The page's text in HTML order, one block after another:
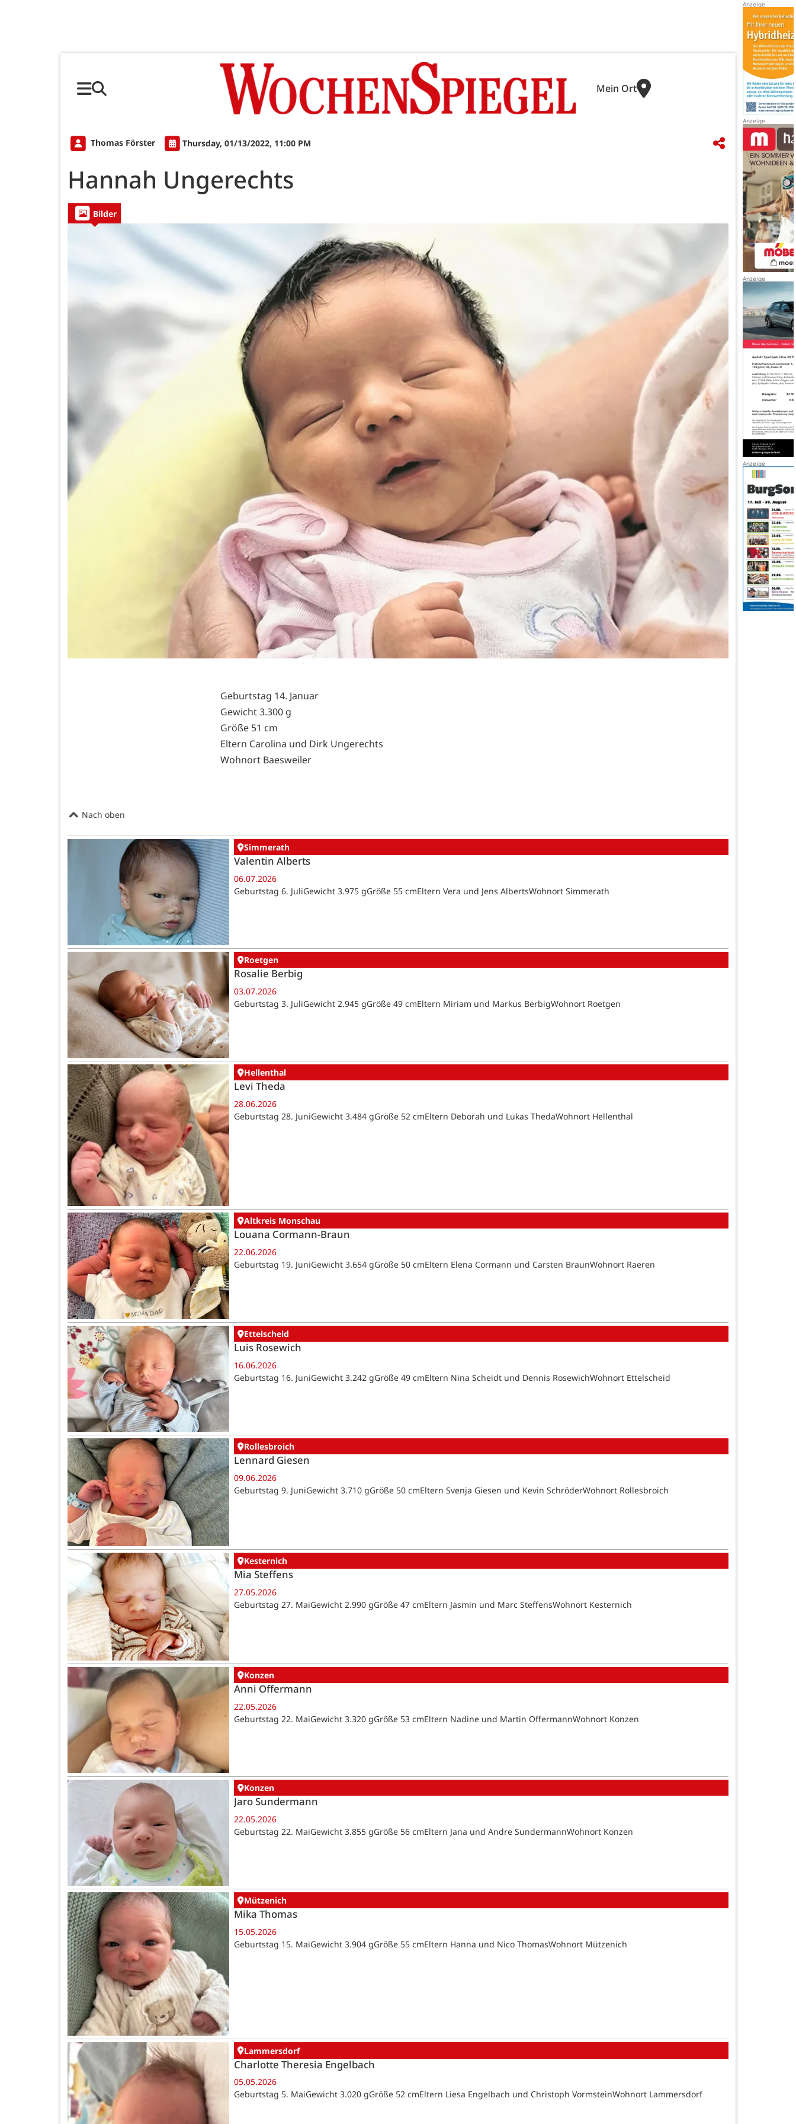
Mein Ort
Thomas Förster Thursday, 01/13/2022, 11:00 PM
Hannah Ungerechts
Bilder
Geburtstag 14. Januar
Gewicht 3.300 g
Größe 51 cm
Eltern Carolina und Dirk Ungerechts
Wohnort Baesweiler
Nach oben
Simmerath
Valentin Alberts
06.07.2026
Geburtstag 6. JuliGewicht 3.975 gGröße 55 cmEltern Vera und Jens AlbertsWohnort Simmerath
Roetgen
Rosalie Berbig
03.07.2026
Geburtstag 3. JuliGewicht 2.945 gGröße 49 cmEltern Miriam und Markus BerbigWohnort Roetgen
Hellenthal
Levi Theda
28.06.2026
Geburtstag 28. JuniGewicht 3.484 gGröße 52 cmEltern Deborah und Lukas ThedaWohnort Hellenthal
Altkreis Monschau
Louana Cormann-Braun
22.06.2026
Geburtstag 19. JuniGewicht 3.654 gGröße 50 cmEltern Elena Cormann und Carsten BraunWohnort Raeren
Ettelscheid
Luis Rosewich
16.06.2026
Geburtstag 16. JuniGewicht 3.242 gGröße 49 cmEltern Nina Scheidt und Dennis RosewichWohnort Ettelscheid
Rollesbroich
Lennard Giesen
09.06.2026
Geburtstag 9. JuniGewicht 3.710 gGröße 50 cmEltern Svenja Giesen und Kevin SchröderWohnort Rollesbroich
Kesternich
Mia Steffens
27.05.2026
Geburtstag 27. MaiGewicht 2.990 gGröße 47 cmEltern Jasmin und Marc SteffensWohnort Kesternich
Konzen
Anni Offermann
22.05.2026
Geburtstag 22. MaiGewicht 3.320 gGröße 53 cmEltern Nadine und Martin OffermannWohnort Konzen
Konzen
Jaro Sundermann
22.05.2026
Geburtstag 22. MaiGewicht 3.855 gGröße 56 cmEltern Jana und Andre SundermannWohnort Konzen
Mützenich
Mika Thomas
15.05.2026
Geburtstag 15. MaiGewicht 3.904 gGröße 55 cmEltern Hanna und Nico ThomasWohnort Mützenich
Lammersdorf
Charlotte Theresia Engelbach
05.05.2026
Geburtstag 5. MaiGewicht 3.020 gGröße 52 cmEltern Liesa Engelbach und Christoph VormsteinWohnort Lammersdorf